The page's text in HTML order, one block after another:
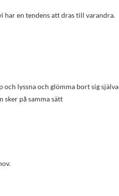
har en tendens att dras till varandra.
och lyssna och glömma bort sig själva
sker på samma sätt